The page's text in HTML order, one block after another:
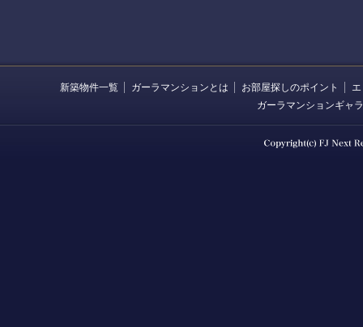
新築物件一覧 ガーラマンションとは お部屋探しのポイント
ガーラマンションギャ